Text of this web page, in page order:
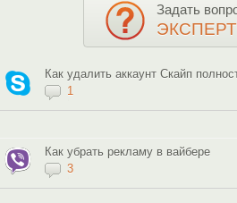
Задать
Как удалить аккаунт Скайп
1
Как убрать рекламу в вайбере
3